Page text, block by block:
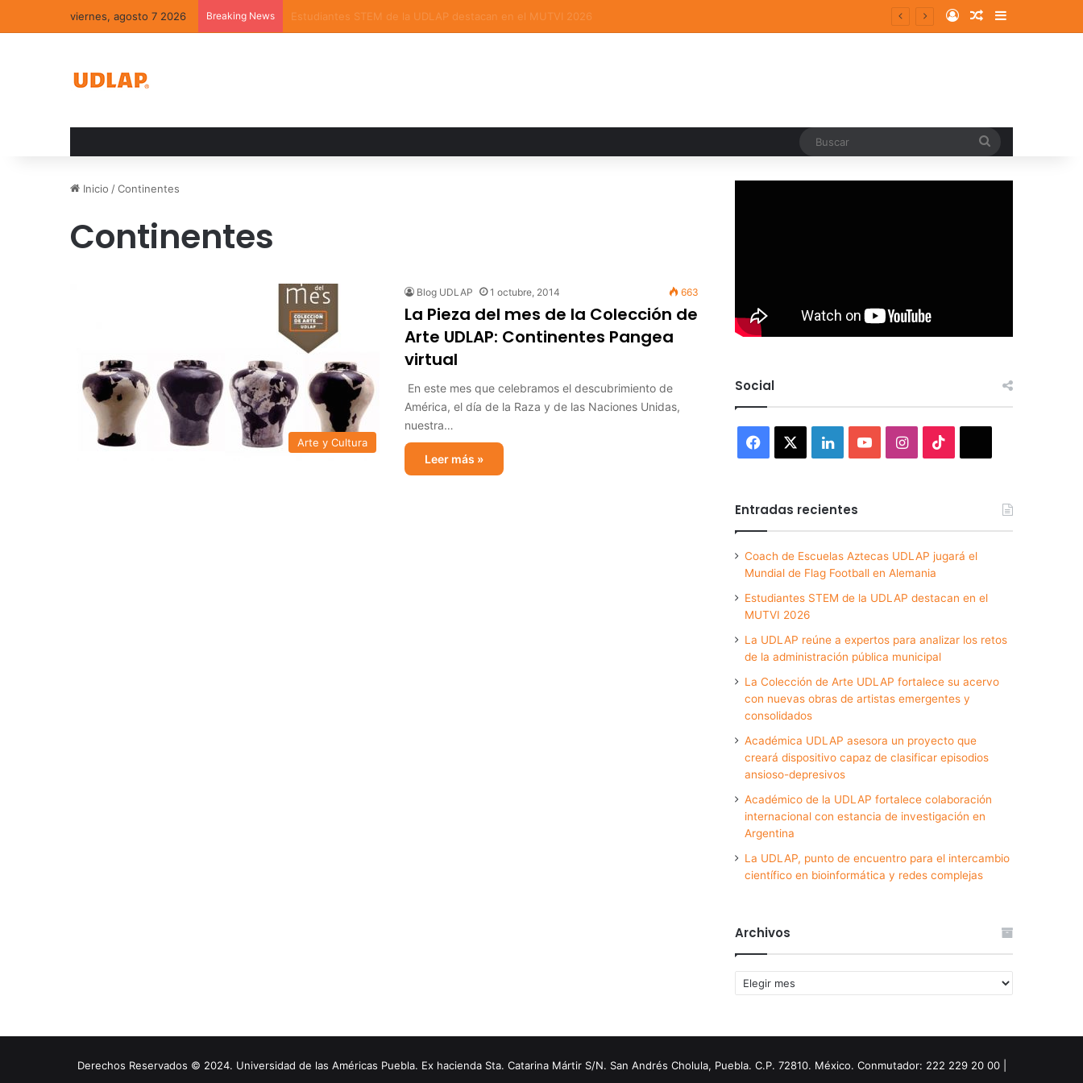
viernes, agosto 7 2026 Breaking News La UDLAP reúne a expertos para analizar los retos de la administración pública municipal Log InRandom Article
Sidebar
Inicio /Continentes
Continentes
Arte y Cultura
Blog UDLAP 1 octubre, 2014 663
La Pieza del mes de la Colección de
Arte UDLAP: Continentes Pangea
virtual
En este mes que celebramos el descubrimiento de
América, el día de la Raza y de las Naciones Unidas,
nuestra…
Leer más »
Social
Facebook LinkedInYouTubeInstagram
Entradas recientes
Coach de Escuelas Aztecas UDLAP jugará el
Mundial de Flag Football en Alemania
Estudiantes STEM de la UDLAP destacan en el
MUTVI 2026
La UDLAP reúne a expertos para analizar los retos
de la administración pública municipal
La Colección de Arte UDLAP fortalece su acervo
con nuevas obras de artistas emergentes y
consolidados
Académica UDLAP asesora un proyecto que
creará dispositivo capaz de clasificar episodios
ansioso-depresivos
Académico de la UDLAP fortalece colaboración
internacional con estancia de investigación en
Argentina
La UDLAP, punto de encuentro para el intercambio
científico en bioinformática y redes complejas
Archivos
Archivos
Derechos Reservados © 2024. Universidad de las Américas Puebla. Ex hacienda Sta. Catarina Mártir S/N. San Andrés Cholula, Puebla. C.P. 72810. México. Conmutador: 222 229 20 00 |